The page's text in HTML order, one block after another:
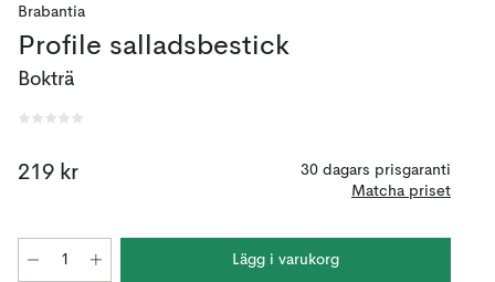
Brabantia
Profile salladsbestick
Bokträ
219 kr
30 dagars prisgaranti
Matcha priset
Lägg i varukorg